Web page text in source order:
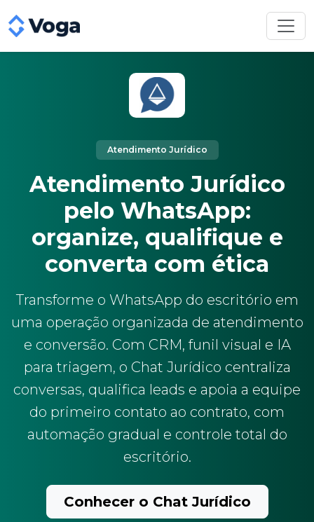
Atendimento Jurídico
Atendimento Jurídico
pelo WhatsApp:
organize, qualifique e
converta com ética
Transforme o WhatsApp do escritório em
uma operação organizada de atendimento
e conversão. Com CRM, funil visual e IA
para triagem, o Chat Jurídico centraliza
conversas, qualifica leads e apoia a equipe
do primeiro contato ao contrato, com
automação gradual e controle total do
escritório.
Conhecer o Chat Jurídico